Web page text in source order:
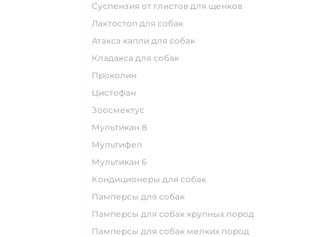
суспензия от глистов для щенков
лактостоп для собак
атакса капли для собак
кладакса для собак
проколин
цистофан
зоосмектус
мультикан 8
мультифел
мультикан 6
кондиционеры для собак
памперсы для собак
памперсы для собак крупных пород
памперсы для собак мелких пород